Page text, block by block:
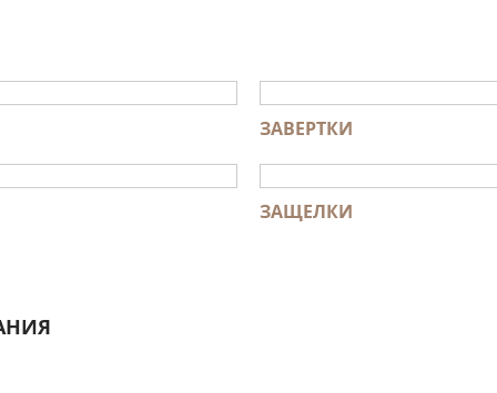
ЗАВЕРТКИ
ЗАЩЕЛКИ